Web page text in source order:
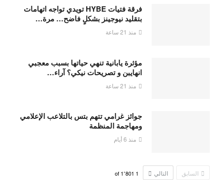
فرقة فتيات HYBE تويدي تواجه اتهامات
بتقليد نيوجينز بشكلٍ فاضح… مرة…
منذ 21 ساعة
مؤثرة يابانية تنهي حياتها بسبب معجبي
انهايبن و تصريحات نيكي؟ آراء…
منذ 21 ساعة
جوائز غرامي تتهم بتس بالتلاعب الإعلامي
ومهاجمة المنظمة
منذ 6 أيام
السابق التالي 1 1٬801